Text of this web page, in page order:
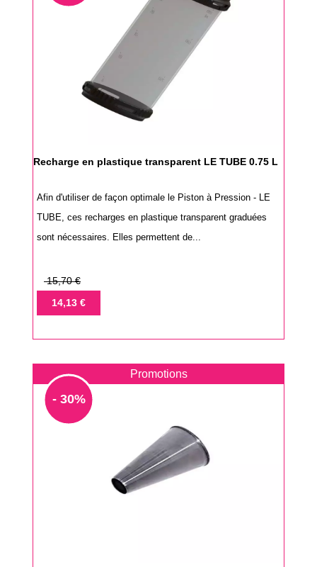
Recharge en plastique transparent LE TUBE 0.75 L
Afin d'utiliser de façon optimale le Piston à Pression - LE
TUBE, ces recharges en plastique transparent graduées
sont nécessaires. Elles permettent de...
Prix
base
15,70 €
Prix14,13 €
Promotions
- 30%